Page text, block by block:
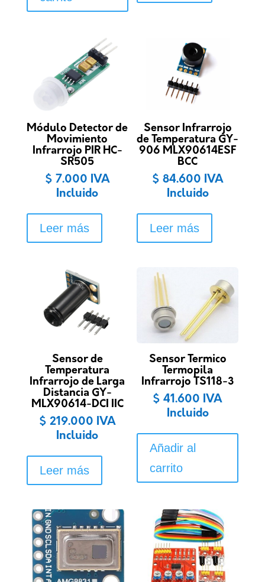
Módulo Detector de
Movimiento
Infrarrojo PIR HC-
SR505
$ 7.000 IVA
Incluido
Leer más
Sensor Infrarrojo
de Temperatura GY-
906 MLX90614ESF
BCC
$ 84.600 IVA
Incluido
Leer más
Sensor de
Temperatura
Infrarrojo de Larga
Distancia GY-
MLX90614-DCI IIC
$ 219.000 IVA
Incluido
Leer más
Sensor Termico
Termopila
Infrarrojo TS118-3
$ 41.600 IVA
Incluido
Añadir al
carrito